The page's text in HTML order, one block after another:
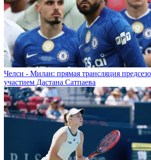
Челси - Милан: прямая трансляция
участием Дастана Сатпаева